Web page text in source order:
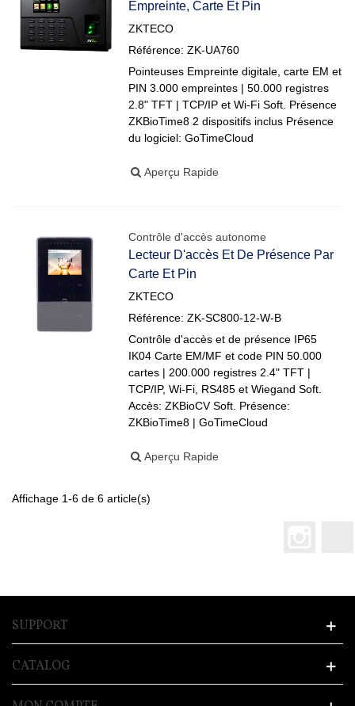
Empreinte, Carte Et Pin
ZKTECO
Référence: ZK-UA760
Pointeuses Empreinte digitale, carte EM et
PIN 3.000 empreintes | 50.000 registres
2.8" TFT | TCP/IP et Wi-Fi Soft. Présence
ZKBioTime8 2 dispositifs inclus Présence
du logiciel: GoTimeCloud
Aperçu Rapide
Contrôle d'accès autonome
Lecteur D'accès Et De Présence Par
Carte Et Pin
ZKTECO
Référence: ZK-SC800-12-W-B
Contrôle d'accès et de présence IP65
IK04 Carte EM/MF et code PIN 50.000
cartes | 200.000 registres 2.4" TFT |
TCP/IP, Wi-Fi, RS485 et Wiegand Soft.
Accès: ZKBioCV Soft. Présence:
ZKBioTime8 | GoTimeCloud
Aperçu Rapide
Affichage 1-6 de 6 article(s)
SUPPORT
CATALOG